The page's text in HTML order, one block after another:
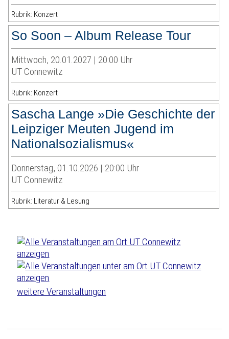
Rubrik: Konzert
So Soon – Album Release Tour
Mittwoch, 20.01.2027 | 20:00 Uhr
UT Connewitz
Rubrik: Konzert
Sascha Lange »Die Geschichte der
Leipziger Meuten Jugend im
Nationalsozialismus«
Donnerstag, 01.10.2026 | 20:00 Uhr
UT Connewitz
Rubrik: Literatur & Lesung
weitere Veranstaltungen